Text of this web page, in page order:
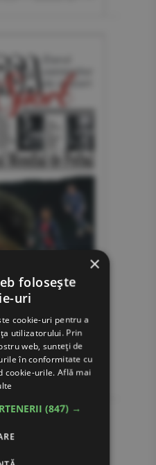
×
folosește
uri
cookie-uri pentru a
utilizatorului. Prin
web, sunteți de
în conformitate cu
cookie-urile.Află mai
(847) →